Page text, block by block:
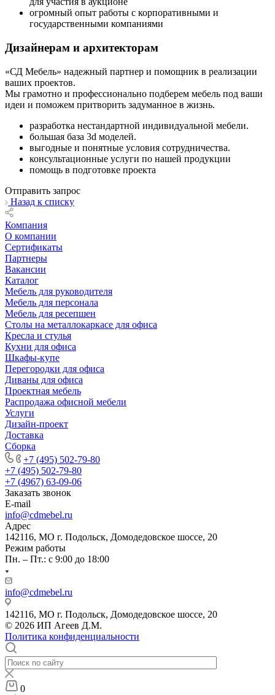
огромный опыт работы с корпоративными и
государственными компаниями
Дизайнерам и архитекторам
«СД Мебель» надежный партнер и помощник в реализации
ваших проектов.
Мы грамотно и профессионально подберем мебель под ваши
идеи и поможем притворить задуманное в жизнь.
разработка нестандартной индивидуальной мебели.
большая база 3d моделей.
выгодные и понятные условия сотрудничества.
консультационные услуги по нашей продукции
помощь в подготовке проекта
Отправить запрос
Назад к списку
Компания
О компании
Сертификаты
Партнеры
Вакансии
Каталог
Мебель для руководителя
Мебель для персонала
Мебель для ресепшен
Столы на металлокаркасе для офиса
Кресла и стулья
Кухни для офиса
Шкафы-купе
Перегородки для офиса
Диваны для офиса
Проектная мебель
Распродажа офисной мебели
Услуги
Дизайн-проект
Доставка
Сборка
+7 (495) 502-79-80
+7 (495) 502-79-80
+7 (4967) 63-09-06
Заказать звонок
E-mail
info@cdmebel.ru
Адрес
142116, МО г. Подольск, Домодедовское шоссе, 20
Режим работы
Пн. – Пт.: с 9:00 до 18:00
info@cdmebel.ru
142116, МО г. Подольск, Домодедовское шоссе, 20
© 2026 ИП Агеев Д.М.
Политика конфиденциальности
0